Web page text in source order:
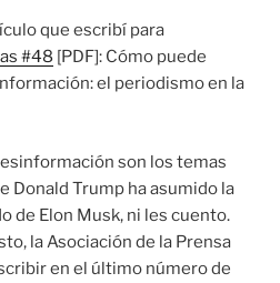
que escribí para
#48 [PDF]: Cómo puede
el periodismo en la
son los temas
Donald Trump ha asumido la
de Elon Musk, ni les cuento.
la Asociación de la Prensa
en el último número de